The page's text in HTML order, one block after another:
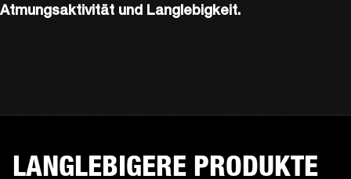
Atmungsaktivität und Langlebigkeit.
LANGLEBIGERE PRODUKTE